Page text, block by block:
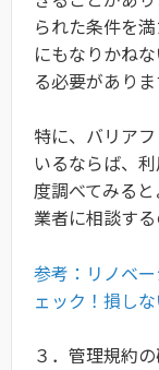
られた条件を
にもなりかね
る必要がありま
特に、バリア
いるならば、
度調べてみると
業者に相談する
参考：リノベ
ェック！損し
３．管理規約